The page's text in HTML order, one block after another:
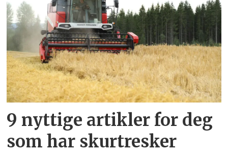
9 nyttige artikler for deg
som har skurtresker